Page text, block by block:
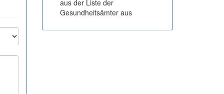
aus der Liste der
Gesundheitsämter aus